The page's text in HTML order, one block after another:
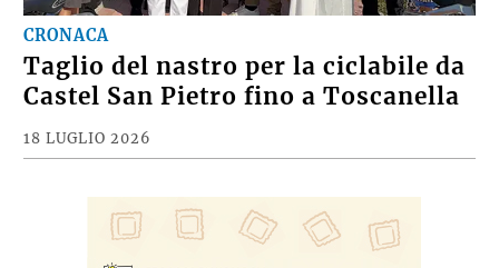
CRONACA
Taglio del nastro per la ciclabile da
Castel San Pietro fino a Toscanella
18 LUGLIO 2026